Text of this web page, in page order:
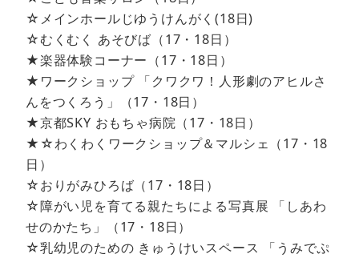
☆メインホールじゆうけんがく(18日)
☆むくむく あそびば（17・18日）
★楽器体験コーナー（17・18日）
★ワークショップ 「クワクワ！人形劇のアヒルさ
んをつくろう」（17・18日）
★京都SKY おもちゃ病院（17・18日）
★☆わくわくワークショップ＆マルシェ（17・18
日）
☆おりがみひろば（17・18日）
☆障がい児を育てる親たちによる写真展 「しあわ
せのかたち」（17・18日）
☆乳幼児のための きゅうけいスペース 「うみでぷ